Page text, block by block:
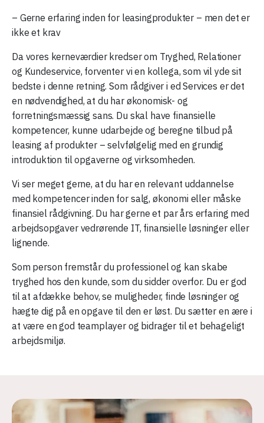
– Gerne erfaring inden for leasingprodukter – men det er
ikke et krav
Da vores kerneværdier kredser om Tryghed, Relationer
og Kundeservice, forventer vi en kollega, som vil yde sit
bedste i denne retning. Som rådgiver i ed Services er det
en nødvendighed, at du har økonomisk- og
forretningsmæssig sans. Du skal have finansielle
kompetencer, kunne udarbejde og beregne tilbud på
leasing af produkter – selvfølgelig med en grundig
introduktion til opgaverne og virksomheden.
Vi ser meget gerne, at du har en relevant uddannelse
med kompetencer inden for salg, økonomi eller måske
finansiel rådgivning. Du har gerne et par års erfaring med
arbejdsopgaver vedrørende IT, finansielle løsninger eller
lignende.
Som person fremstår du professionel og kan skabe
tryghed hos den kunde, som du sidder overfor. Du er god
til at afdække behov, se muligheder, finde løsninger og
hægte dig på en opgave til den er løst. Du sætter en ære i
at være en god teamplayer og bidrager til et behageligt
arbejdsmiljø.